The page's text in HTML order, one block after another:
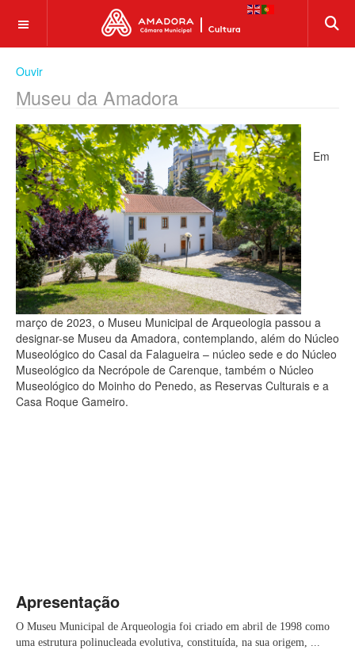
OFF CANVAS
Ouvir
Museu da Amadora
Em
março de 2023, o Museu Municipal de Arqueologia passou a
designar-se Museu da Amadora, contemplando, além do Núcleo
Museológico do Casal da Falagueira – núcleo sede e do Núcleo
Museológico da Necrópole de Carenque, também o Núcleo
Museológico do Moinho do Penedo, as Reservas Culturais e a
Casa Roque Gameiro.
Apresentação
O Museu Municipal de Arqueologia foi criado em abril de 1998 como
uma estrutura polinucleada evolutiva, constituída, na sua origem, ...